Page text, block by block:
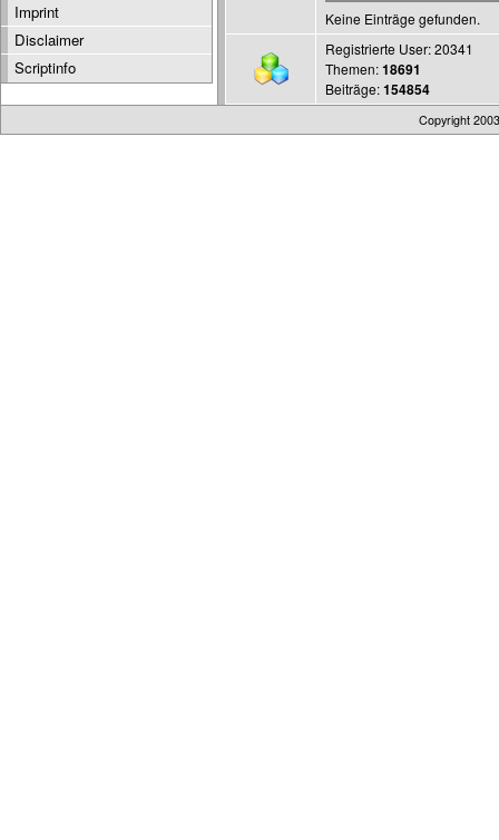
Keine Einträge gefunden.
Registrierte User: 20341
Themen:18691
Beiträge:154854
Imprint
Disclaimer
Scriptinfo
Copyright